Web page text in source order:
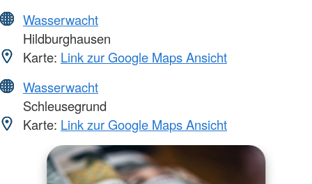
Wasserwacht
Hildburghausen
Karte: Link zur Google Maps Ansicht
Wasserwacht
Schleusegrund
Karte: Link zur Google Maps Ansicht